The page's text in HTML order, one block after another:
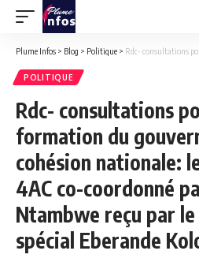
Plume Infos > Blog > Politique > Rdc- consultations politiques pour la formation du gouvernement de
POLITIQUE
Rdc- consultations
formation du
cohésion nationale:
4AC co-coordonné
Ntambwe reçu par
spécial Eberande